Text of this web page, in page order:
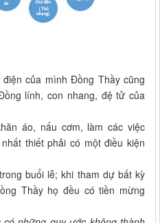
của mình Đồng Thầy cũng
lính, con nhang, đệ tử của
áo, nấu cơm, làm các việc
thiết phải có một điều kiện
buổi lễ; khi tham dự bất kỳ
Thầy họ đều có tiền mừng